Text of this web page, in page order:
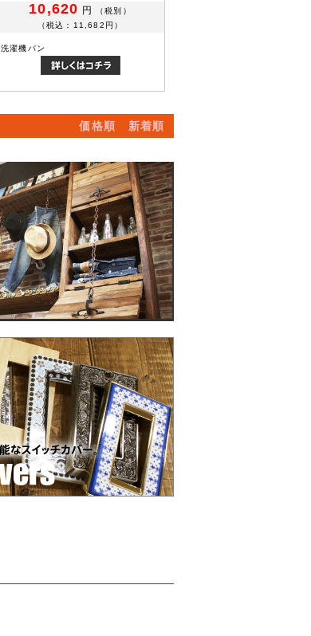
10,620 円
（税別）
（税込：11,682円）
洗濯機パン
価格順 新着順